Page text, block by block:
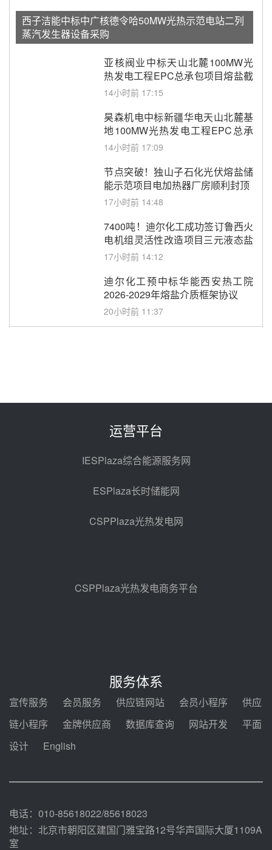
西子洁能中标中广核德令哈50MW光热示范电站二列
蒸汽发生器设备采购
亚核阀业中标天山北麓100MW光
热发电工程EPC总承包项目熔盐截
止阀、熔盐三偏心蝶阀采购
14小时前 17:15
昊森机电中标新疆华电天山北麓基
地100MW光热发电工程EPC总承
包项目熔盐介质超声波流量计采购
14小时前 17:09
节点突破！独山子石化光伏熔盐储
能示范项目电加热器厂房顺利封顶
17小时前 14:48
7400吨！迪尔化工成功签订鲁西火
电机组灵活性改造项目三元液态盐
采购合同
17小时前 14:12
迪尔化工预中标华能西安热工院
2026-2029年熔盐介质框架协议
20小时前 11:37
规模化助力构建绿色低碳电力供给
架协议项目中标候选人公示
350MW光热大基地建设提速！哈
锅中标格尔木项目蒸汽发生系统
昨天 08-04 09:54
昨天 08-04 09:27
目海南州香加#1储能工程EPC总承
包项目设备采购
河北金悦弘千中标重能新疆天山北
麓100MW光热发电项目用“碳钢、
100MW光热发电项目管件采购
运营平台
IESPlaza综合能源服务网
ESPlaza长时储能网
CSPPlaza光热发电网
CSPPlaza光热发电商务平台
服务体系
宣传服务 会员服务 供应链网站 会员小程序
供应
链小程序
金牌供应商 数据库查询 网站开发
平面
设计
English
电话：010-85618022/85618023
地址：北京市朝阳区建国门雅宝路12号华声国际大厦1109A
室